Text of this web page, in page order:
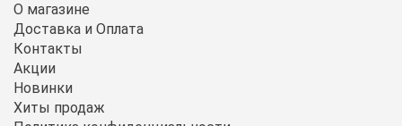
О магазине
Доставка и Оплата
Контакты
Акции
Новинки
Хиты продаж